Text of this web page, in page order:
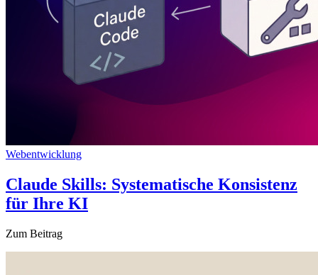
Webentwicklung
Claude Skills: Systematische Konsistenz
für Ihre KI
Zum Beitrag